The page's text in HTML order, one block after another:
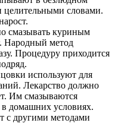
целительными словами.
смазывать куриным
Народный метод
Процедуру приходится
используют для
Лекарство должно
Им смазываются
в домашних условиях.
с другими методами